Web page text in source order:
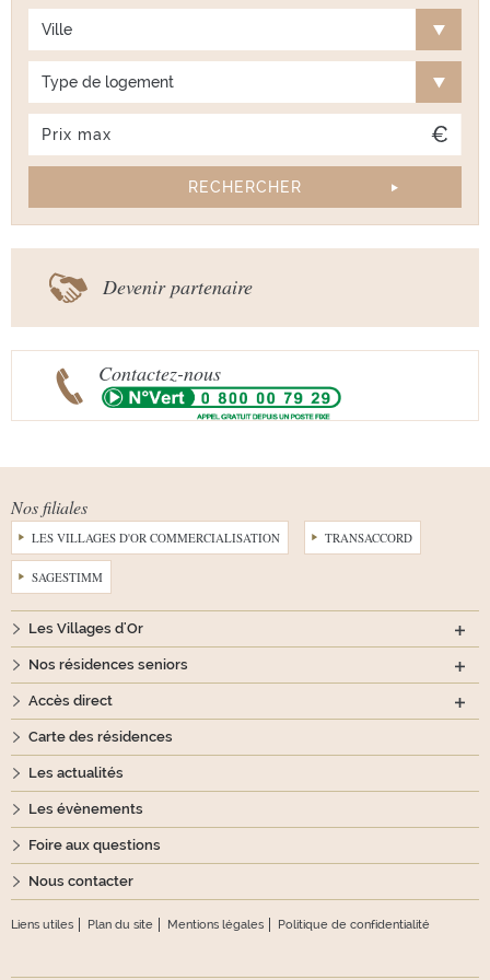
Ville
Type de logement
Devenir partenaire
Contactez-nous
Nos filiales
LES VILLAGES D'OR COMMERCIALISATION TRANSACCORD
SAGESTIMM
Les Villages d'Or
Nos résidences seniors
Accès direct
Carte des résidences
Les actualités
Les évènements
Foire aux questions
Nous contacter
Liens utiles Plan du site Mentions légales Politique de confidentialité